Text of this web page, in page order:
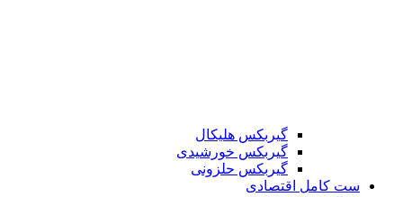
گیربکس هلیکال
گیربکس خورشیدی
گیربکس حلزونی
ست کامل اقتصادی